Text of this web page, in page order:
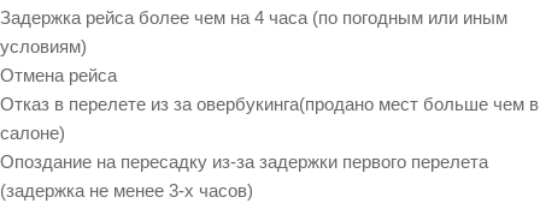
Задержка рейса более чем на 4 часа (по погодным или иным
условиям)
Отмена рейса
Отказ в перелете из за овербукинга(продано мест больше чем в
салоне)
Опоздание на пересадку из-за задержки первого перелета
(задержка не менее 3-х часов)